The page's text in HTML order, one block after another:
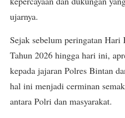
ujarnya.
Sejak sebelum peringatan Hari
Tahun 2026 hingga hari ini,
kepada jajaran Polres Bintan
hal ini menjadi cerminan
antara Polri dan masyarakat.